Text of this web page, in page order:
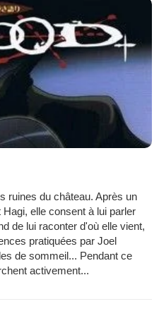
ruines du château. Après un
elle consent à lui parler
de lui raconter d'où elle vient,
pratiquées par Joel
de sommeil... Pendant ce
activement...